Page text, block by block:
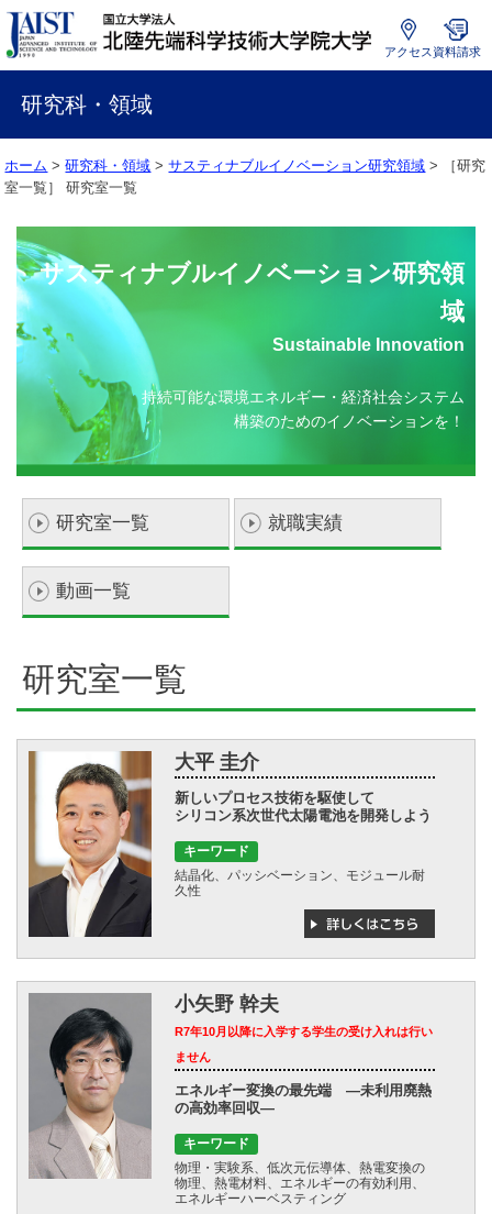
国
学
法
人
陸
先
端
学
技
術
大
アクセス 資料請求
研究科・領域
ホーム >研究科・領域 >サスティナブルイノベーション研究領域 > ［研究
室一覧］研究室一覧
サスティナブルイノベーション研究領
域
Sustainable Innovation
持続可能な環境エネルギー・経済社会システム
構築のためのイノベーションを！
研究室一覧 就職実績
動画一覧
研究室一覧
大平 圭介
新しいプロセス技術を駆使して
シリコン系次世代太陽電池を開発しよう
キーワード
結晶化、パッシベーション、モジュール耐
久性
小矢野 幹夫
R7年10月以降に入学する学生の受け入れは行い
ません
エネルギー変換の最先端 ―未利用廃熱
の高効率回収―
キーワード
物理・実験系、低次元伝導体、熱電変換の
物理、熱電材料、エネルギーの有効利用、
エネルギーハーベスティング